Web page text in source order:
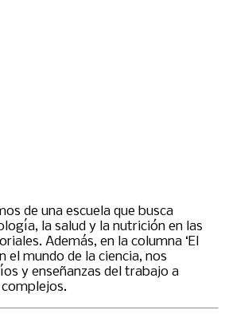
de una escuela que busca
la salud y la nutrición en las
Además, en la columna ‘El
el mundo de la ciencia, nos
y enseñanzas del trabajo a